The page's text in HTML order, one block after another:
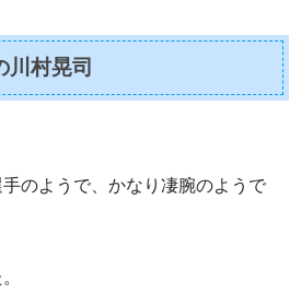
川村晃司
のようで、かなり凄腕のようで